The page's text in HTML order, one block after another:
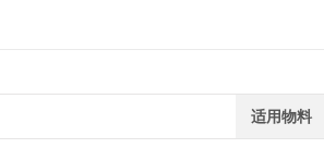
适用物料